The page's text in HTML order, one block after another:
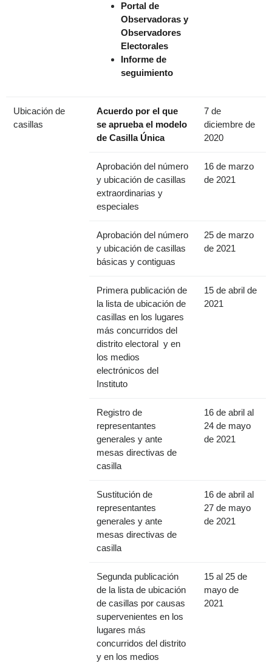
Portal de
Observadoras y
Observadores
Electorales
Informe de
seguimiento
Ubicación de
casillas
Acuerdo por el que
se aprueba el modelo
de Casilla Única
7 de
diciembre de
2020
Aprobación del número
y ubicación de casillas
extraordinarias y
especiales
16 de marzo
de 2021
Aprobación del número
y ubicación de casillas
básicas y contiguas
25 de marzo
de 2021
Primera publicación de
la lista de ubicación de
casillas en los lugares
más concurridos del
distrito electoral y en
los medios
electrónicos del
Instituto
15 de abril de
2021
Registro de
representantes
generales y ante
mesas directivas de
casilla
16 de abril al
24 de mayo
de 2021
Sustitución de
representantes
generales y ante
mesas directivas de
casilla
16 de abril al
27 de mayo
de 2021
Segunda publicación
de la lista de ubicación
de casillas por causas
supervenientes en los
lugares más
concurridos del distrito
y en los medios
15 al 25 de
mayo de
2021